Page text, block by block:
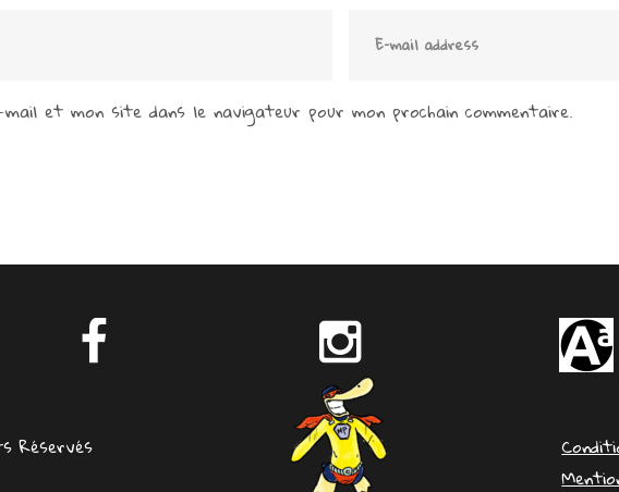
et mon site dans le navigateur pour mon prochain commentaire.
Réservés